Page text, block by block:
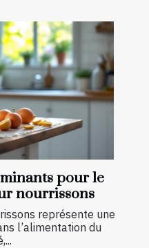
pour le
nourrissons
représente une
l’alimentation du